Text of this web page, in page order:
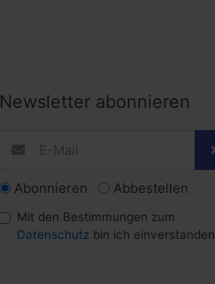
Newsletter abonnieren
Abonnieren Abbestellen
Mit den Bestimmungen zum
Datenschutz bin ich einverstanden